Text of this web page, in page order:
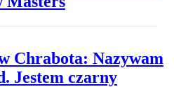
Chrabota: Nazywam
Jestem czarny